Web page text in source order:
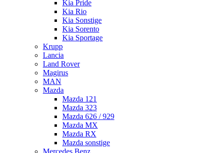
Kia Pride
Kia Rio
Kia Sonstige
Kia Sorento
Kia Sportage
Krupp
Lancia
Land Rover
Magirus
MAN
Mazda
Mazda 121
Mazda 323
Mazda 626 / 929
Mazda MX
Mazda RX
Mazda sonstige
Mercedes Benz